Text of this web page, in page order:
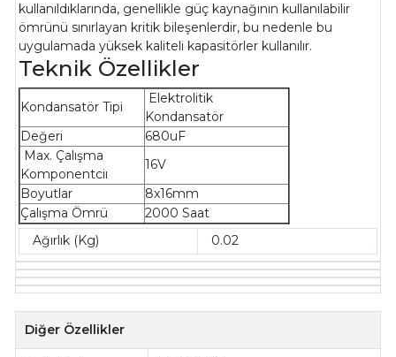
kullanıldıklarında, genellikle güç kaynağının kullanılabilir
ömrünü sınırlayan kritik bileşenlerdir, bu nedenle bu
uygulamada yüksek kaliteli kapasitörler kullanılır.
Teknik Özellikler
Kondansatör Tipi
Elektrolitik
Kondansatör
Değeri
680uF
Max. Çalışma
Komponentciı
16V
Boyutlar
8x16mm
Çalışma Ömrü
2000 Saat
Ağırlık (Kg)
0.02
Diğer Özellikler